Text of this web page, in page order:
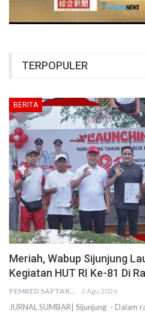
TERPOPULER
BERITA
Meriah, Wabup Sijunjung
Kegiatan HUT RI Ke-81 Di
PEMRED SAPTARIUS 3 Agu 2026
JURNAL SUMBAR| Sijunjung - Dalam